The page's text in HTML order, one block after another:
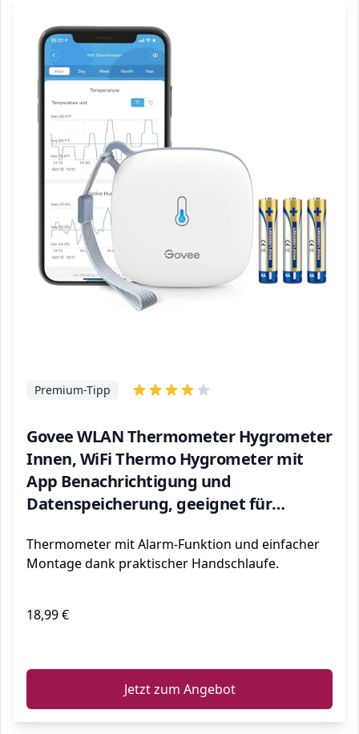
Govee WLAN Thermometer Hygrometer
Innen, WiFi Thermo Hygrometer mit
App Benachrichtigung und
Datenspeicherung, geeignet für
Premium-Tipp
Thermometer mit Alarm-Funktion und einfacher
Montage dank praktischer Handschlaufe.
18,99 €
Jetzt zum Angebot